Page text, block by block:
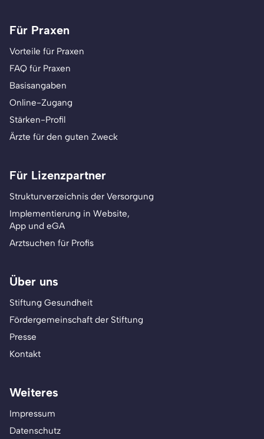
Für Praxen
Vorteile für Praxen
FAQ für Praxen
Basisangaben
Online-Zugang
Stärken-Profil
Ärzte für den guten Zweck
Für Lizenzpartner
Strukturverzeichnis der Versorgung
Implementierung in Website,
App und eGA
Arztsuchen für Profis
Über uns
Stiftung Gesundheit
Fördergemeinschaft der Stiftung
Presse
Kontakt
Weiteres
Impressum
Datenschutz